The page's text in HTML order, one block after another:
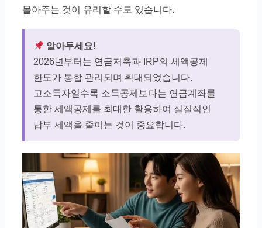
몰아주는 것이 유리할 수도 있습니다.
알아두세요!
2026년부터는 연금저축과 IRP의 세액공제
한도가 통합 관리되며 확대되었습니다.
고소득자일수록 소득공제보다는 연금계좌를
통한 세액공제를 최대한 활용하여 실질적인
납부 세액을 줄이는 것이 중요합니다.